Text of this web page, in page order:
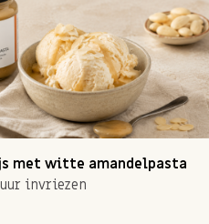
met witte amandelpasta
invriezen